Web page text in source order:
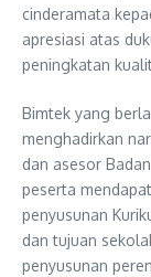
cinderamata
apresiasi atas
peningkatan
Bimtek yang
menghadirkan
dan asesor
peserta
penyusunan
dan tujuan
penyusunan